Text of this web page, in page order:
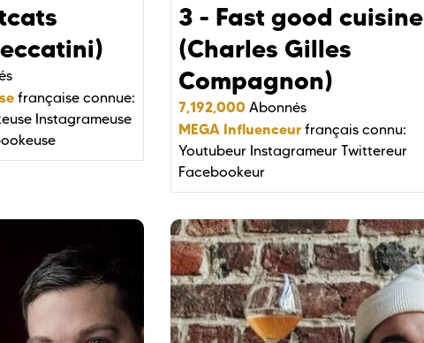
française connue:
Instagrameuse
3 - Fast good cuisine
(Charles Gilles
Compagnon)
7,192,000 Abonnés
MEGA Influenceur français connu:
Youtubeur Instagrameur Twittereur
Facebookeur